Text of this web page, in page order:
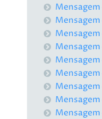
Mensagem
Mensagem